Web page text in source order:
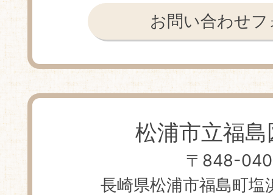
お問い合わせフ
松浦市立福
〒848-
長崎県松浦市福島町